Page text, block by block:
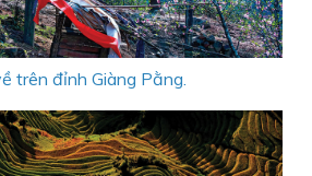
trên đỉnh Giàng Pằng.